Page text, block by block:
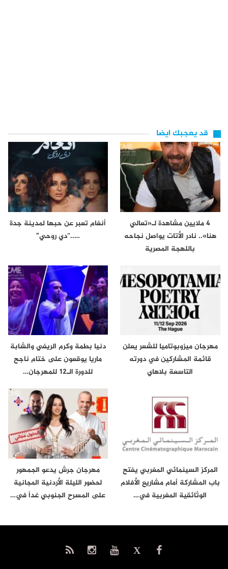
قد يعجبك ايضا
4 ملايين مشاهدة لـ«تعالي
هنا».. نادر الأتات يواصل نجاحه
باللهجة المصرية
أنغام تعبر عن حبها لمدينة جدة
…..“دي روحي”
مهرجان ميزوبوتاميا للشعر يعلن
قائمة المشاركين في دورته
التاسعة بلاهاي
دنيا بطمة وكرم الريفي والشابة
ماريا يوقعون على ختام ناجح
للدورة الـ12 للمهرجان…
المركز السينمائي المغربي يفتح
باب المشاركة أمام مشاريع الأفلام
الوثائقية المغربية في…
مهرجان جرش يدعو الجمهور
لحضور الليلة الأردنية المجانية
على المسرح الجنوبي غداً في…